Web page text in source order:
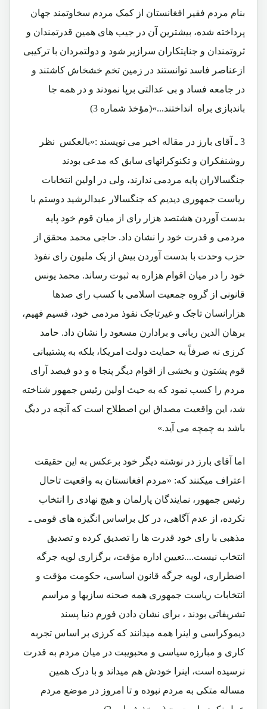
بنام مردم فقیر افغانستان از کمک مردم سخاوتمند جهان
پرداخته شده، بیشترین آن در جیب های همین قدرتمندان و
ثروتمندان و جنایتکاران سرازیر شود و دولتمردان با ترکیبی
ازعناصر فاسد توانستند در زمین تخم خشخاش کاشتند و
در جامعه فساد و بی عدالتی برپا نمودند و در همه جا
باندبازی براه انداختند...»(مؤخذ شماره 3)
3 ـ آقای بارز در مقاله اخیر می نویسند :«بالعکس نظر
روشنفکران و تکنوکراتهای سابق که مدعی بودند
جنگسالاران پایه مردمی ندارند، ولی در اولین انتخابات
ریاست جمهوری دیدیم که جنگسالار عبدالرشید دوستم با
بدست آوردن هشتصد هزار رای از میان قوم خود پایه
مردمی و قدرت خود را نشان داد. حاجی محمد محقق از
حزب وحدت با بدست آوردن بیش از یک ملیون رای نفوذ
خود را در میان اقوام هزاره به ثبوت رساند. محمد یونس
قانونی از گروه جمعیت اسلامی با کسب رای صدها
هزارانسان تاجک و غیرتاجک نفوذ مردمی خود، قسیم فهیم،
برهان الدین ربانی و برادارن مسعود را نشان داد. حامد
کرزی نه صرفاً به حمایت دولت امریکا، بلکه به پشتیبانی
قوم پشتون و بخشی از اقوام دیگر پنجا ه و دو فیصد آرای
مردم را کسب نمود که به حیث اولین رئیس جمهور شناخته
شد، این واقعیت مصداق این اصطلاح است که آنچه در دیگ
باشد به چمچه می آید.»
اما آقای بارز در نوشته دیگر خود برعکس به این حقیقت
اعتراف میکنند که: «مردم افغانستان به واقعیت تاحال
رئیس جمهور، نمایندگان پارلمان و هیچ نهادی را انتخاب
نکرده، از عدم آگاهی، در کل براساس انگیزه های قومی ـ
مذهبی با رای خود قدرت ها را تصدیق کرده و تصدیق
انتخاب نیست....تعیین اداره مؤقت، برگزاری لویه جرگه
اضطراری، لویه جرگه قانون اساسی، حکومت مؤقت و
انتخابات ریاست جمهوری همه صحنه سازیها و مراسم
تشریفاتی بودند ، برای نشان دادن فورم دنیا پسند
دیموکراسی و اینرا همه میدانند که کرزی بر اساس تجربه
کاری و مبارزه سیاسی و محبویبت در میان مردم به قدرت
نرسیده است، اینرا خودش هم میداند و با درک همین
مساله متکی به مردم نبوده و تا امروز در موضع مردم